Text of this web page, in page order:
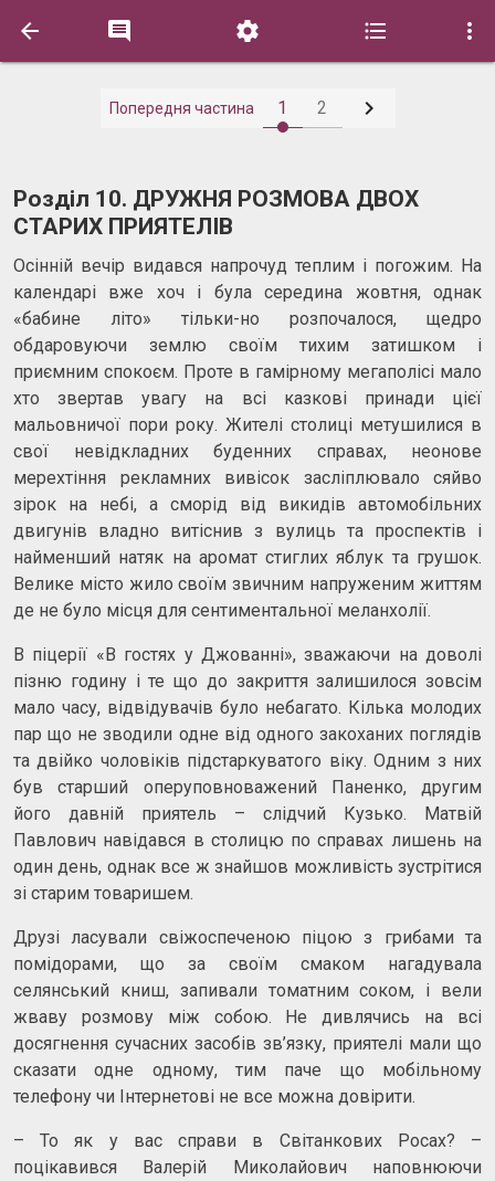
    
Попередня частина 1 2 
Розділ 10. ДРУЖНЯ РОЗМОВА ДВОХ
СТАРИХ ПРИЯТЕЛІВ
Осінній вечір видався напрочуд теплим і погожим. На
календарі вже хоч і була середина жовтня, однак
«бабине літо» тільки-но розпочалося, щедро
обдаровуючи землю своїм тихим затишком і
приємним спокоєм. Проте в гамірному мегаполісі мало
хто звертав увагу на всі казкові принади цієї
мальовничої пори року. Жителі столиці метушилися в
свої невідкладних буденних справах, неонове
мерехтіння рекламних вивісок засліплювало сяйво
зірок на небі, а сморід від викидів автомобільних
двигунів владно витіснив з вулиць та проспектів і
найменший натяк на аромат стиглих яблук та грушок.
Велике місто жило своїм звичним напруженим життям
де не було місця для сентиментальної меланхолії.
В піцерії «В гостях у Джованні», зважаючи на доволі
пізню годину і те що до закриття залишилося зовсім
мало часу, відвідувачів було небагато. Кілька молодих
пар що не зводили одне від одного закоханих поглядів
та двійко чоловіків підстаркуватого віку. Одним з них
був старший оперуповноважений Паненко, другим
його давній приятель – слідчий Кузько. Матвій
Павлович навідався в столицю по справах лишень на
один день, однак все ж знайшов можливість зустрітися
зі старим товаришем.
Друзі ласували свіжоспеченою піцою з грибами та
помідорами, що за своїм смаком нагадувала
селянський книш, запивали томатним соком, і вели
жваву розмову між собою. Не дивлячись на всі
досягнення сучасних засобів зв’язку, приятелі мали що
сказати одне одному, тим паче що мобільному
телефону чи Інтернетові не все можна довірити.
– То як у вас справи в Світанкових Росах? –
поцікавився Валерій Миколайович наповнюючи